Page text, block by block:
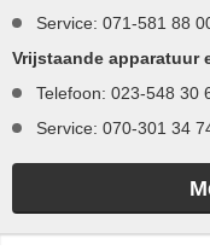
Service: 071-581 88
Vrijstaande apparatuur
Telefoon: 023-548 30
Service: 070-301 34